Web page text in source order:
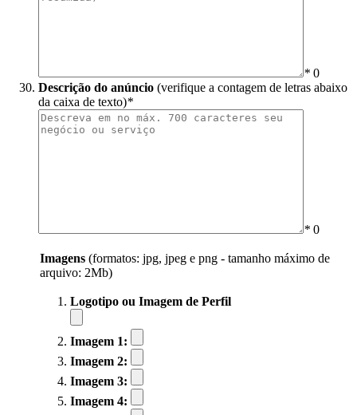
* 0
Descrição do anúncio (verifique a contagem de letras abaixo
da caixa de texto)*
* 0
Imagens (formatos: jpg, jpeg e png - tamanho máximo de
arquivo: 2Mb)
Logotipo ou Imagem de Perfil
Imagem 1:
Imagem 2:
Imagem 3:
Imagem 4: